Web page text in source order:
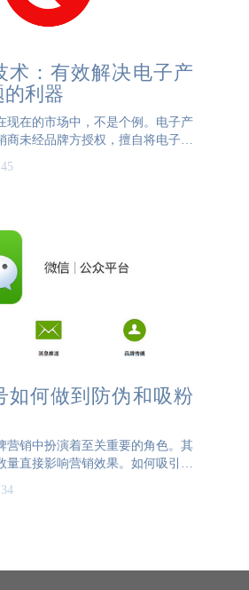
术：有效解决电子产
的利器
现在的市场中，不是个例。电子产
商未经品牌方授权，擅自将电子产
域进行销售的现象。这种行为对企
来一定的危害：1、扰乱市场价
如何做到防伪和吸粉
营销中扮演着至关重要的角色。其
量直接影响营销效果。如何吸引更
注的焦点。线上营销助力粉丝增长
能有效吸引消费者扫码，但推广速